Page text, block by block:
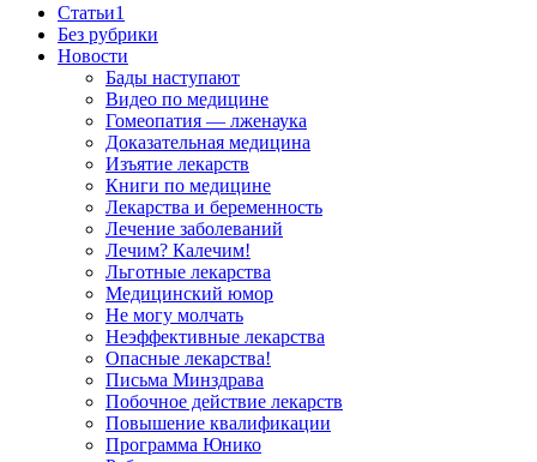
Cтатьи1
Без рубрики
Новости
Бады наступают
Видео по медицине
Гомеопатия — лженаука
Доказательная медицина
Изъятие лекарств
Книги по медицине
Лекарства и беременность
Лечение заболеваний
Лечим? Калечим!
Льготные лекарства
Медицинский юмор
Не могу молчать
Неэффективные лекарства
Опасные лекарства!
Письма Минздрава
Побочное действие лекарств
Повышение квалификации
Программа Юнико